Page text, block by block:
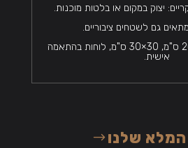
יצוק במקום או בלטות מוכנות.
גם לשטחים ציבוריים.
גדלים נפוצים: 20×20 ס"מ, 30×30 ס"מ, לוחות בהתאמה
אישית.
המלא שלנו